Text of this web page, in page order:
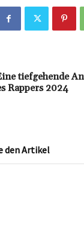
tiefgehende
Rappers 2024
den Artikel